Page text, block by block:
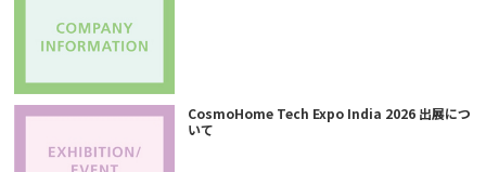
CosmoHome Tech Expo India 2026 出展につ
いて